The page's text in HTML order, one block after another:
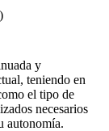
y
teniendo en
el tipo de
necesarios
autonomía.